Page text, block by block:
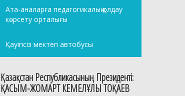
Ата-аналарға педагогикалық қолдау
көрсету орталығы
Қауіпсіз мектеп автобусы
Қазақстан Республикасының Президенті:
ҚАСЫМ-ЖОМАРТ КЕМЕЛҰЛЫ ТОҚАЕВ